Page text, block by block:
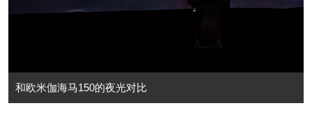
和欧米伽海马150的夜光对比